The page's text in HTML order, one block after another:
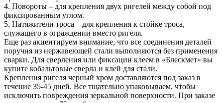
4. Повороты – для крепления двух ригелей между собой под
фиксированным углом.
5. Натяжители троса – для крепления к стойке троса,
служащего в ограждении вместо ригеля.
Еще раз акцентируем внимание, что все соединения деталей
поручня из нержавеющей стали выполняются без применения
сварки. Для сверления или фиксации клеем в «Блескмет» вы
купите кобальтовые сверла и клей для стали.
Крепления ригеля черный хром доставляются под заказ в
течение 35-45 дней. Все тщательно упаковываем, чтобы
исключить повреждения зеркальной поверхности. При заказе